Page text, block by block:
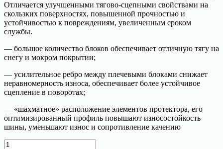
Отличается улучшенными тягово-сцепными свойствами на
скользких поверхностях, повышенной прочностью и
устойчивостью к повреждениям, увеличенным сроком
службы.
— большое количество блоков обеспечивает отличную тягу на
снегу и мокром покрытии;
— усилительное ребро между плечевыми блоками снижает
неравномерность износа, обеспечивает более устойчивое
сцепление в поворотах;
— «шахматное» расположение элементов протектора, его
оптимизированный профиль повышают износостойкость
шины, уменьшают износ и сопротивление качению
Количество